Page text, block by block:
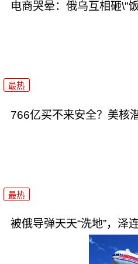
电商哭晕：俄乌互相砸\"
最热
766亿买不来安全？美核
最热
被俄导弹天天“洗地”，泽